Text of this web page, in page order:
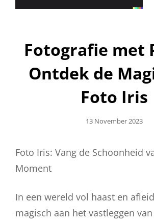
Fotografie met
Ontdek de
Foto Iris
Geplaatst
13 November 2023
Foto Iris: Vang de Schoonheid
Moment
In een wereld vol haast en
magisch aan het vastleggen